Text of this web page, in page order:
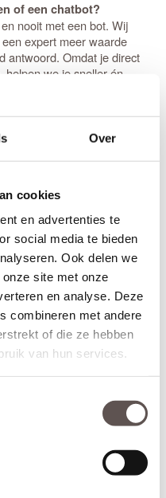
Over
cookies
en advertenties te
social media te bieden
Ook delen we
site met onze
en analyse. Deze
combineren met andere
of die ze hebben
van hun services.
of een chatbot?
nooit met een bot. Wij
expert meer waarde
antwoord. Omdat je direct
helpen we je sneller én
direct op de website van
te zoeken naar
Reviews zijn herkenbaar
van 5 sterren het
ingevuld. Wat doen
van je vragen, het
offerte, en het